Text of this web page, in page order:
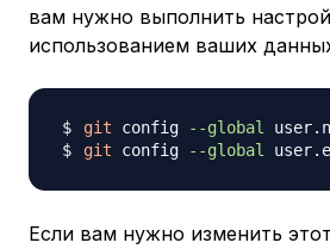
вам нужно выполнить
использованием ваших
git config --global
git config --global
Если вам нужно изменить